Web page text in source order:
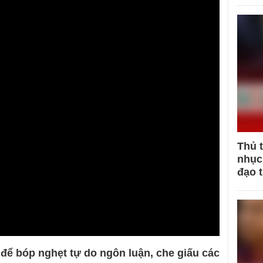
bóp nghẹt tự do ngôn luận, che giấu các
Thủ
đạo